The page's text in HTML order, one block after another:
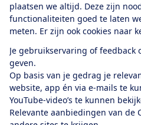
plaatsen we altijd. Deze zijn
functionaliteiten goed te laten
meten. Er zijn ook cookies naar
Je gebruikservaring of feedback
geven.
Op basis van je gedrag je
website, app én via e-mails te
YouTube-video’s te kunnen
Relevante aanbiedingen van de
Alles over de
app
Algemene Voorwaarden
Cookiebeleid